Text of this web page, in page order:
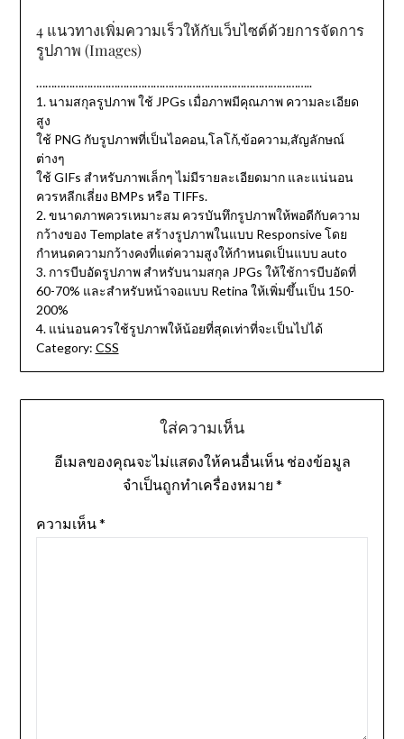
4 แนวทางเพิ่มความเร็วให้กับเว็บไซต์ด้วยการจัดการ
รูปภาพ (Images)
………………………………………………………………………………..
1. นามสกุลรูปภาพ ใช้ JPGs เมื่อภาพมีคุณภาพ ความละเอียด
สูง
ใช้ PNG กับรูปภาพที่เป็นไอคอน,โลโก้,ข้อความ,สัญลักษณ์
ต่างๆ
ใช้ GIFs สำหรับภาพเล็กๆ ไม่มีรายละเอียดมาก และแน่นอน
ควรหลีกเลี่ยง BMPs หรือ TIFFs.
2. ขนาดภาพควรเหมาะสม ควรบันทึกรูปภาพให้พอดีกับความ
กว้างของ Template สร้างรูปภาพในแบบ Responsive โดย
กำหนดความกว้างคงที่แต่ความสูงให้กำหนดเป็นแบบ auto
3. การบีบอัดรูปภาพ สำหรับนามสกุล JPGs ให้ใช้การบีบอัดที่
60-70% และสำหรับหน้าจอแบบ Retina ให้เพิ่มขึ้นเป็น 150-
200%
4. แน่นอนควรใช้รูปภาพให้น้อยที่สุดเท่าที่จะเป็นไปได้
Category: CSS
ใส่ความเห็น
อีเมลของคุณจะไม่แสดงให้คนอื่นเห็น ช่องข้อมูล
จำเป็นถูกทำเครื่องหมาย *
ความเห็น*